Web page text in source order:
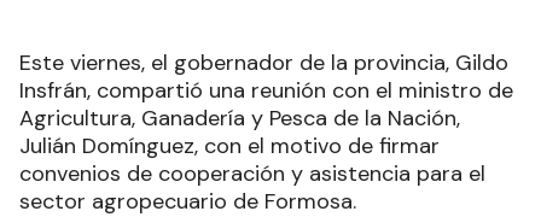
Este viernes, el gobernador de la provincia, Gildo
Insfrán, compartió una reunión con el ministro de
Agricultura, Ganadería y Pesca de la Nación,
Julián Domínguez, con el motivo de firmar
convenios de cooperación y asistencia para el
sector agropecuario de Formosa.